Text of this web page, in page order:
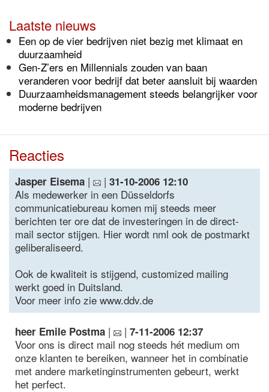
Laatste nieuws
Een op de vier bedrijven niet bezig met klimaat en
duurzaamheid
Gen-Z’ers en Millennials zouden van baan
veranderen voor bedrijf dat beter aansluit bij waarden
Duurzaamheidsmanagement steeds belangrijker voor
moderne bedrijven
Reacties
Jasper Eisema | | 31-10-2006 12:10
Als medewerker in een Düsseldorfs
communicatiebureau komen mij steeds meer
berichten ter ore dat de investeringen in de direct-
mail sector stijgen. Hier wordt nml ook de postmarkt
geliberaliseerd.
Ook de kwaliteit is stijgend, customized mailing
werkt goed in Duitsland.
Voor meer info zie www.ddv.de
heer Emile Postma | | 7-11-2006 12:37
Voor ons is direct mail nog steeds hét medium om
onze klanten te bereiken, wanneer het in combinatie
met andere marketinginstrumenten gebeurt, werkt
het perfect.